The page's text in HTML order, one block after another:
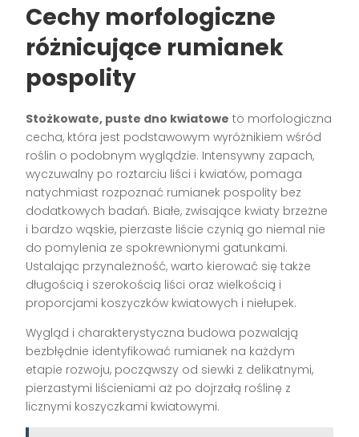
Cechy morfologiczne
różnicujące rumianek
pospolity
Stożkowate, puste dno kwiatowe to morfologiczna
cecha, która jest podstawowym wyróżnikiem wśród
roślin o podobnym wyglądzie. Intensywny zapach,
wyczuwalny po roztarciu liści i kwiatów, pomaga
natychmiast rozpoznać rumianek pospolity bez
dodatkowych badań. Białe, zwisające kwiaty brzeżne
i bardzo wąskie, pierzaste liście czynią go niemal nie
do pomylenia ze spokrewnionymi gatunkami.
Ustalając przynależność, warto kierować się także
długością i szerokością liści oraz wielkością i
proporcjami koszyczków kwiatowych i niełupek.
Wygląd i charakterystyczna budowa pozwalają
bezbłędnie identyfikować rumianek na każdym
etapie rozwoju, począwszy od siewki z delikatnymi,
pierzastymi liścieniami aż po dojrzałą roślinę z
licznymi koszyczkami kwiatowymi.